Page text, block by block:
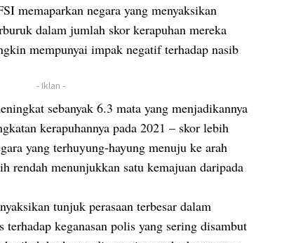
memaparkan negara yang menyaksikan
dalam jumlah skor kerapuhan mereka
mempunyai impak negatif terhadap nasib
- Iklan -
sebanyak 6.3 mata yang menjadikannya
kerapuhannya pada 2021 – skor lebih
yang terhuyung-hayung menuju ke arah
rendah menunjukkan satu kemajuan daripada
tunjuk perasaan terbesar dalam
terhadap keganasan polis yang sering disambut